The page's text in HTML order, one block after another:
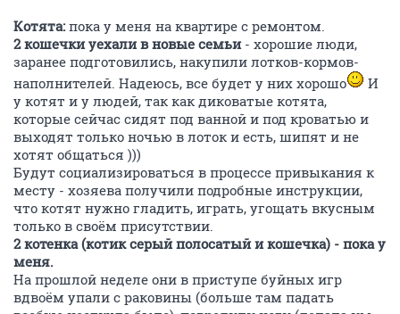
Котята:пока у меня на квартире с ремонтом.
2 кошечки уехали в новые семьи- хорошие люди,
заранее подготовились, накупили лотков-кормов-
наполнителей. Надеюсь, все будет у них хорошо
И
у котят и у людей, так как диковатые котята,
которые сейчас сидят под ванной и под кроватью и
выходят только ночью в лоток и есть, шипят и не
хотят общаться )))
Будут социализироваться в процессе привыкания к
месту - хозяева получили подробные инструкции,
что котят нужно гладить, играть, угощать вкусным
только в своём присутствии.
2 котенка (котик серый полосатый и кошечка) - пока у
меня.
На прошлой неделе они в приступе буйных игр
вдвоём упали с раковины (больше там падать